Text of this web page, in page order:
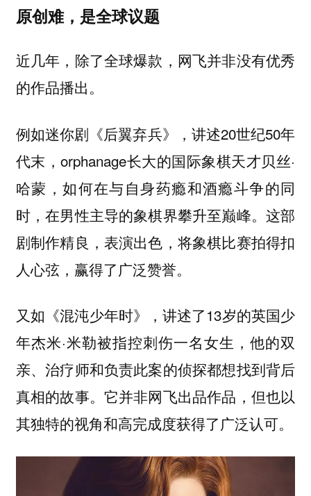
原创难，是全球议题
近几年，除了全球爆款，网飞并非没有优秀
的作品播出。
例如迷你剧 《后翼弃兵》
，讲述20世纪50年
代末，orphanage长大的国际象棋天才贝丝·
哈蒙，如何在与自身药瘾和酒瘾斗争的同
时，在男性主导的象棋界攀升至巅峰。这部
剧制作精良，表演出色，将象棋比赛拍得扣
人心弦，赢得了广泛赞誉。
又如 《混沌少年时》
，讲述了13岁的英国少
年杰米·米勒被指控刺伤一名女生，他的双
亲、治疗师和负责此案的侦探都想找到背后
真相的故事。它并非网飞出品作品，但也以
其独特的视角和高完成度获得了广泛认可。